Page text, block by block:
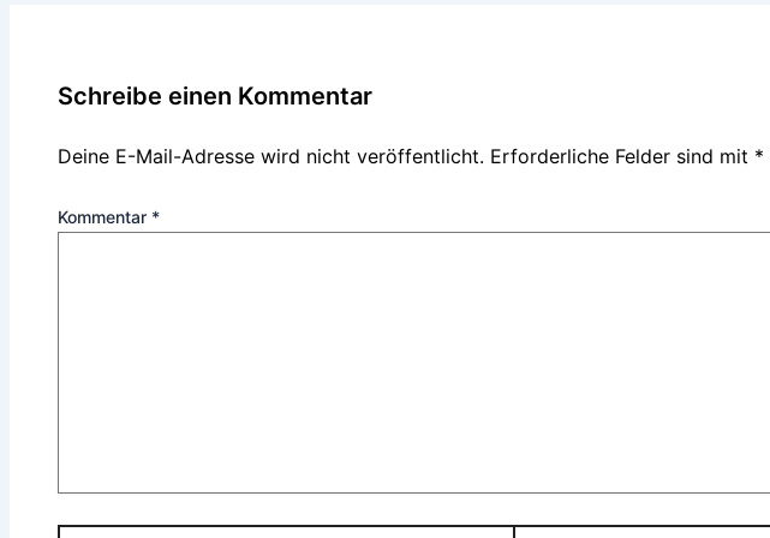
Schreibe einen Kommentar
Deine E-Mail-Adresse wird nicht veröffentlicht. Erforderliche Felder sind mit *
Kommentar *